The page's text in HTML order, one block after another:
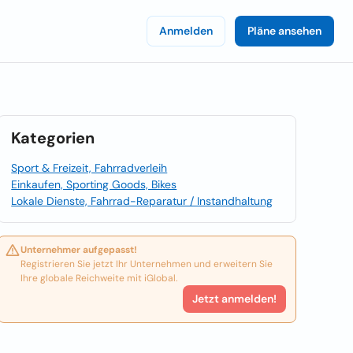
Anmelden Pläne ansehen
Kategorien
Sport & Freizeit, Fahrradverleih
Einkaufen, Sporting Goods, Bikes
Lokale Dienste, Fahrrad-Reparatur / Instandhaltung
Unternehmer aufgepasst!
Registrieren Sie jetzt Ihr Unternehmen und erweitern Sie
Ihre globale Reichweite mit iGlobal.
Jetzt anmelden!